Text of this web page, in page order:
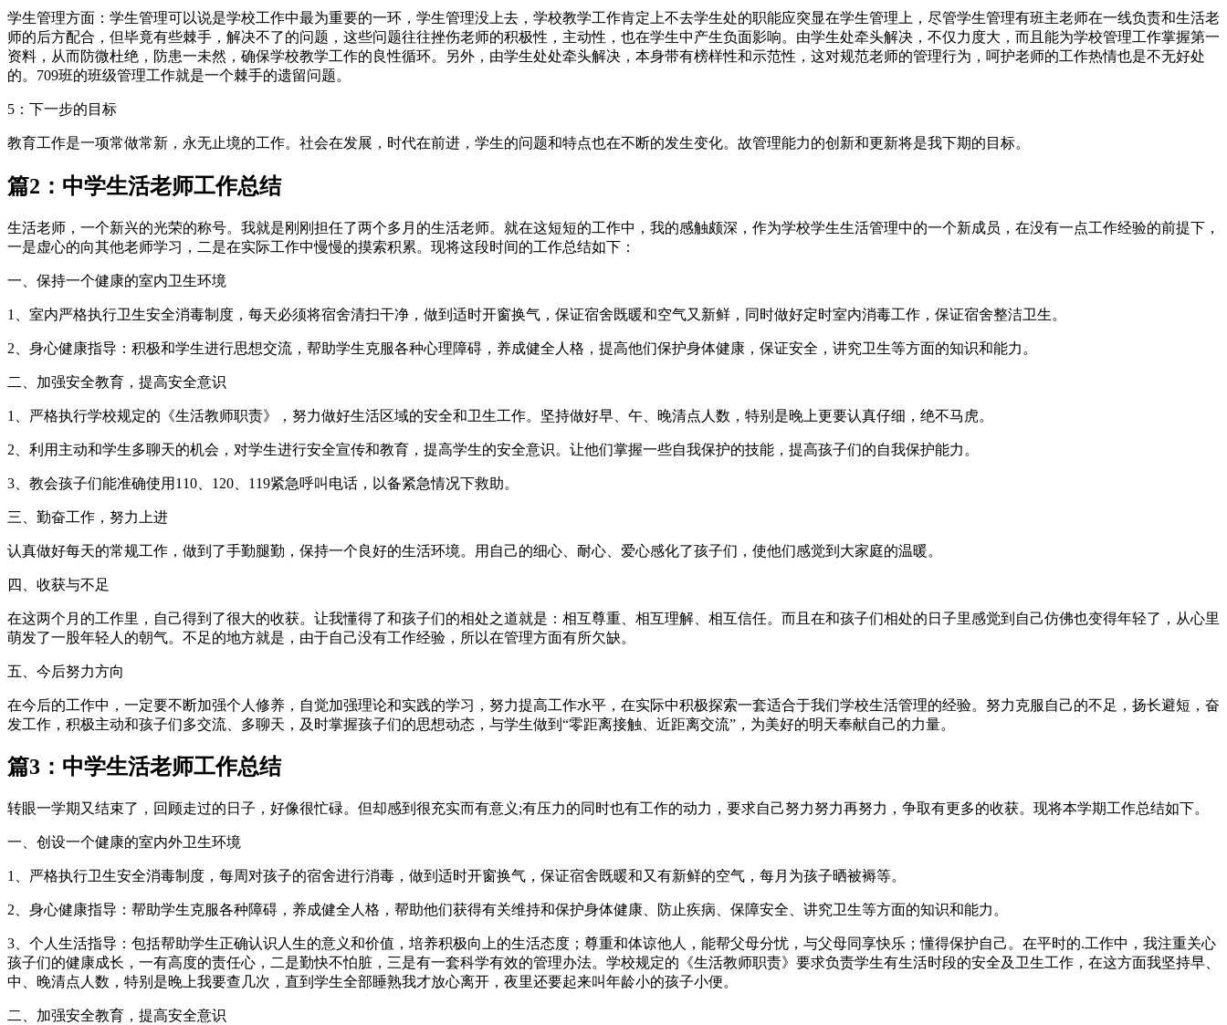
学生管理方面：学生管理可以说是学校工作中最为重要的一环，学生管理没上去，学校教学工作肯定上不去学生处的职能应突显在学生管理上，尽管学生管理有班主老师在一线负责和生活老
师的后方配合，但毕竟有些棘手，解决不了的问题，这些问题往往挫伤老师的积极性，主动性，也在学生中产生负面影响。由学生处牵头解决，不仅力度大，而且能为学校管理工作掌握第一
资料，从而防微杜绝，防患一未然，确保学校教学工作的良性循环。另外，由学生处处牵头解决，本身带有榜样性和示范性，这对规范老师的管理行为，呵护老师的工作热情也是不无好处
的。709班的班级管理工作就是一个棘手的遗留问题。
5：下一步的目标
教育工作是一项常做常新，永无止境的工作。社会在发展，时代在前进，学生的问题和特点也在不断的发生变化。故管理能力的创新和更新将是我下期的目标。
篇2：中学生活老师工作总结
生活老师，一个新兴的光荣的称号。我就是刚刚担任了两个多月的生活老师。就在这短短的工作中，我的感触颇深，作为学校学生生活管理中的一个新成员，在没有一点工作经验的前提下，
一是虚心的向其他老师学习，二是在实际工作中慢慢的摸索积累。现将这段时间的工作总结如下：
一、保持一个健康的室内卫生环境
1、室内严格执行卫生安全消毒制度，每天必须将宿舍清扫干净，做到适时开窗换气，保证宿舍既暖和空气又新鲜，同时做好定时室内消毒工作，保证宿舍整洁卫生。
2、身心健康指导：积极和学生进行思想交流，帮助学生克服各种心理障碍，养成健全人格，提高他们保护身体健康，保证安全，讲究卫生等方面的知识和能力。
二、加强安全教育，提高安全意识
1、严格执行学校规定的《生活教师职责》，努力做好生活区域的安全和卫生工作。坚持做好早、午、晚清点人数，特别是晚上更要认真仔细，绝不马虎。
2、利用主动和学生多聊天的机会，对学生进行安全宣传和教育，提高学生的安全意识。让他们掌握一些自我保护的技能，提高孩子们的自我保护能力。
3、教会孩子们能准确使用110、120、119紧急呼叫电话，以备紧急情况下救助。
三、勤奋工作，努力上进
认真做好每天的常规工作，做到了手勤腿勤，保持一个良好的生活环境。用自己的细心、耐心、爱心感化了孩子们，使他们感觉到大家庭的温暖。
四、收获与不足
在这两个月的工作里，自己得到了很大的收获。让我懂得了和孩子们的相处之道就是：相互尊重、相互理解、相互信任。而且在和孩子们相处的日子里感觉到自己仿佛也变得年轻了，从心里
萌发了一股年轻人的朝气。不足的地方就是，由于自己没有工作经验，所以在管理方面有所欠缺。
五、今后努力方向
在今后的工作中，一定要不断加强个人修养，自觉加强理论和实践的学习，努力提高工作水平，在实际中积极探索一套适合于我们学校生活管理的经验。努力克服自己的不足，扬长避短，奋
发工作，积极主动和孩子们多交流、多聊天，及时掌握孩子们的思想动态，与学生做到“零距离接触、近距离交流”，为美好的明天奉献自己的力量。
篇3：中学生活老师工作总结
转眼一学期又结束了，回顾走过的日子，好像很忙碌。但却感到很充实而有意义;有压力的同时也有工作的动力，要求自己努力努力再努力，争取有更多的收获。现将本学期工作总结如下。
一、创设一个健康的室内外卫生环境
1、严格执行卫生安全消毒制度，每周对孩子的宿舍进行消毒，做到适时开窗换气，保证宿舍既暖和又有新鲜的空气，每月为孩子晒被褥等。
2、身心健康指导：帮助学生克服各种障碍，养成健全人格，帮助他们获得有关维持和保护身体健康、防止疾病、保障安全、讲究卫生等方面的知识和能力。
3、个人生活指导：包括帮助学生正确认识人生的意义和价值，培养积极向上的生活态度；尊重和体谅他人，能帮父母分忧，与父母同享快乐；懂得保护自己。在平时的.工作中，我注重关心
孩子们的健康成长，一有高度的责任心，二是勤快不怕脏，三是有一套科学有效的管理办法。学校规定的《生活教师职责》要求负责学生有生活时段的安全及卫生工作，在这方面我坚持早、
中、晚清点人数，特别是晚上我要查几次，直到学生全部睡熟我才放心离开，夜里还要起来叫年龄小的孩子小便。
二、加强安全教育，提高安全意识